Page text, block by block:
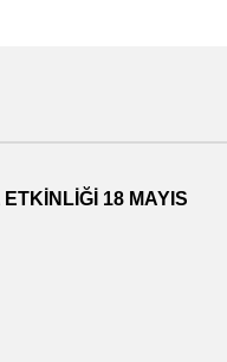
18 MAYIS